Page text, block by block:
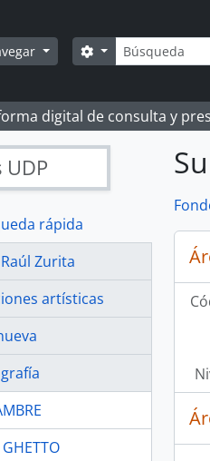
Búsqueda
Search options
digital de consulta y
rápida
Zurita
artísticas